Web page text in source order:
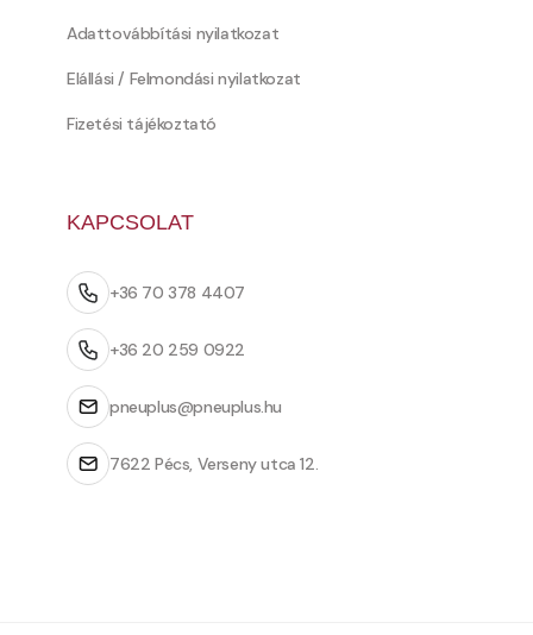
Adattovábbítási nyilatkozat
Elállási / Felmondási nyilatkozat
Fizetési tájékoztató
KAPCSOLAT
+36 70 378 4407
+36 20 259 0922
pneuplus@pneuplus.hu
7622 Pécs, Verseny utca 12.